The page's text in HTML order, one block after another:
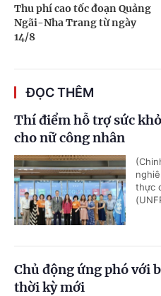
Thu phí cao tốc đoạn Quảng
Ngãi-Nha Trang từ ngày
14/8
ĐỌC THÊM
Thí điểm hỗ trợ sức
cho nữ công nhân
thực
Chủ động ứng phó với
thời kỳ mới